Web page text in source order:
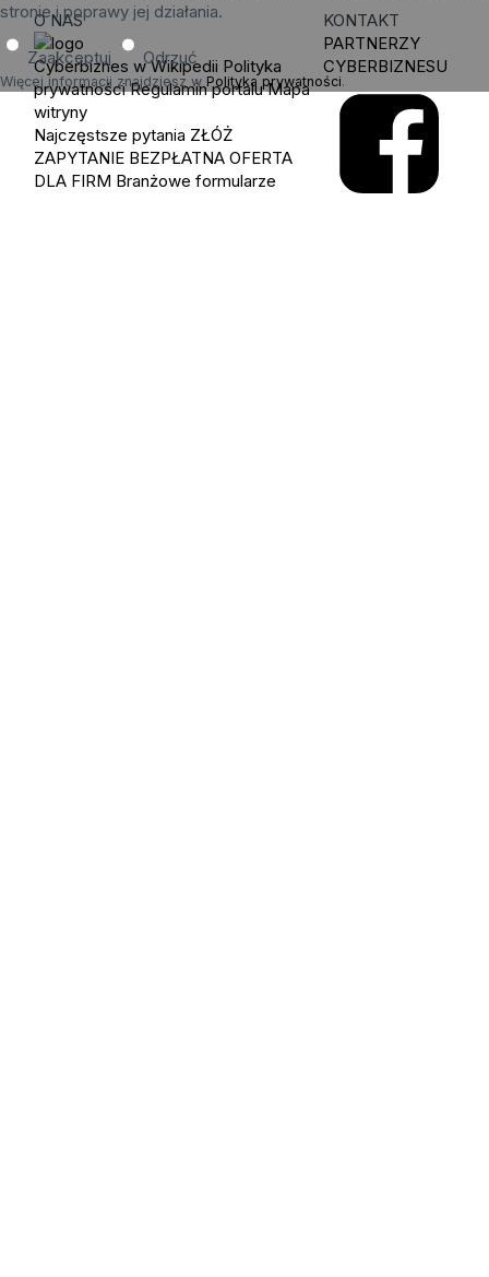
stronie i poprawy jej działania.
Zaakceptuj Odrzuć
Więcej informacji znajdziesz w Polityka prywatności.
O NAS
Cyberbiznes w Wikipedii Polityka
prywatności Regulamin portalu Mapa
witryny
Najczęstsze pytania ZŁÓŻ
ZAPYTANIE BEZPŁATNA OFERTA
DLA FIRM Branżowe formularze
KONTAKT
PARTNERZY
CYBERBIZNESU